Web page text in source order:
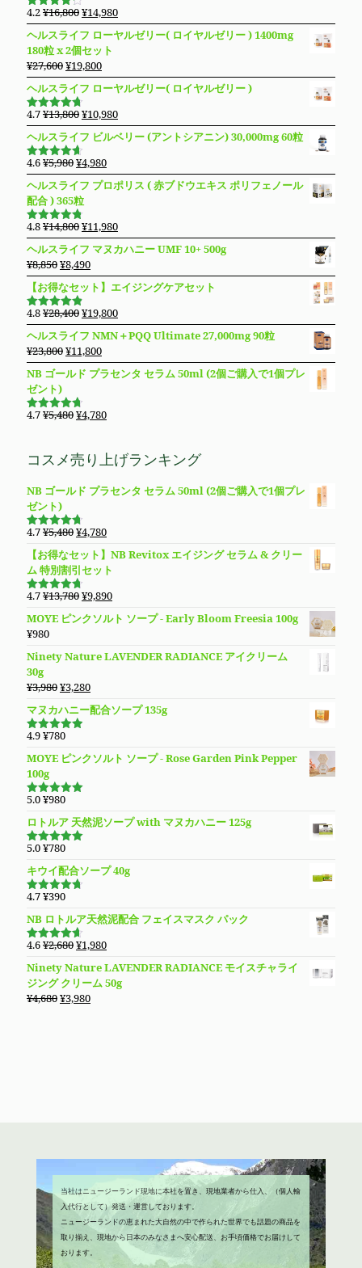
は
¥14,800
で
し
た。
格
は
¥13,280
5段階で
4.19の評
価
4.2¥16,800元
の
価
格
は
¥16,800
で
し
た。
¥14,980現
在
の
は
で
す。
ヘルスライフ ローヤルゼリー( ロイヤルゼリー ) 1400mg
180粒 x 2個セット
¥27,600元
の
価
格
は
¥27,600
で
し
た。
¥19,800現
在
価
格
は
¥19,800
で
す。
ヘルスライフ ローヤルゼリー( ロイヤルゼリー )
5段階で
4.69の評
価
4.7¥13,800元
の
価
格
は
¥13,800
で
し
た。
¥10,980現
在
の
格
は
す。
ヘルスライフ ビルベリー (アントシアニン) 30,000mg 60粒
5段階で
4.63の評
価
4.6¥5,980元
の
価
格
は
¥5,980
で
し
た。
¥4,980現
在
の
格
は
¥4,980
す。
ヘルスライフ プロポリス ( 赤ブドウエキス ポリフェノール
配合 ) 365粒
5段階で
4.76の評
価
4.8¥14,800元
の
価
格
は
¥14,800
で
し
た。
¥11,980現
在
の
格
¥11,980
で
ヘルスライフ マヌカハニー UMF 10+ 500g
¥8,850元
の
価
格
は
¥8,850
で
し
た。
¥8,490現
在
の
価
格
は
¥8,490
で
【お得なセット】エイジングケアセット
5段階で
4.83の評
価
4.8¥28,400元
の
価
格
は
で
し
¥19,800現
在
の
格
ヘルスライフ NMN＋PQQ Ultimate 27,000mg 90粒
¥23,800元
の
価
格
は
し
¥11,800現
在
の
格
で
NB ゴールド プラセンタ セラム 50ml (2個ご購入で1個プレ
ゼント)
5段階で
4.7¥5,480元
格
¥5,480
し
た。
¥4,780現
価
は
す。
コスメ売り上げランキング
NB ゴールド プラセンタ セラム 50ml (2個ご購入で1個プレ
ゼント)
5段階で
価
4.7¥5,480元
価
格
は
で
た。
¥4,780現
の
価
格
¥4,780
す。
【お得なセット】NB Revitox エイジング セラム & クリー
ム 特別割引セット
5段階で
価
4.7¥13,780元
価
は
で
し
た。
¥9,890現
の
格
で
す。
MOYE ピンクソルト ソープ - Early Bloom Freesia 100g
¥980
Ninety Nature LAVENDER RADIANCE アイクリーム
30g
¥3,980元
価
格
¥3,980
で
し
¥3,280現
在
の
は
マヌカハニー配合ソープ 135g
5段階で
価
4.9¥780
MOYE ピンクソルト ソープ - Rose Garden Pink Pepper
100g
5段階で
5.0¥980
ロトルア 天然泥ソープ with マヌカハニー 125g
5段階で
5.0¥780
キウイ配合ソープ 40g
5段階で
価
4.7¥390
NB ロトルア天然泥配合 フェイスマスク パック
5段階で
価
4.6¥2,680元
価
格
は
¥1,980現
の
価
Ninety Nature LAVENDER RADIANCE モイスチャライ
ジング クリーム 50g
¥4,680元
¥3,980現
当社はニュージーランド現地に本社を置き、現地業者から仕入、（個人輸
入代行として）発送・運営しております。
ニュージーランドの恵まれた大自然の中で作られた世界でも話題の商品を
取り揃え、現地から日本のみなさまへ安心配送、お手頃価格でお届けして
おります。